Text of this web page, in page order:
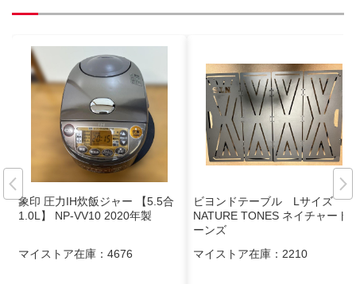
象印 圧力IH炊飯ジャー 【5.5合
1.0L】 NP-VV10 2020年製
マイストア在庫： 4676
ビヨンドテーブル Lサイズ
NATURE TONES ネイチャート
ーンズ
マイストア在庫： 2210